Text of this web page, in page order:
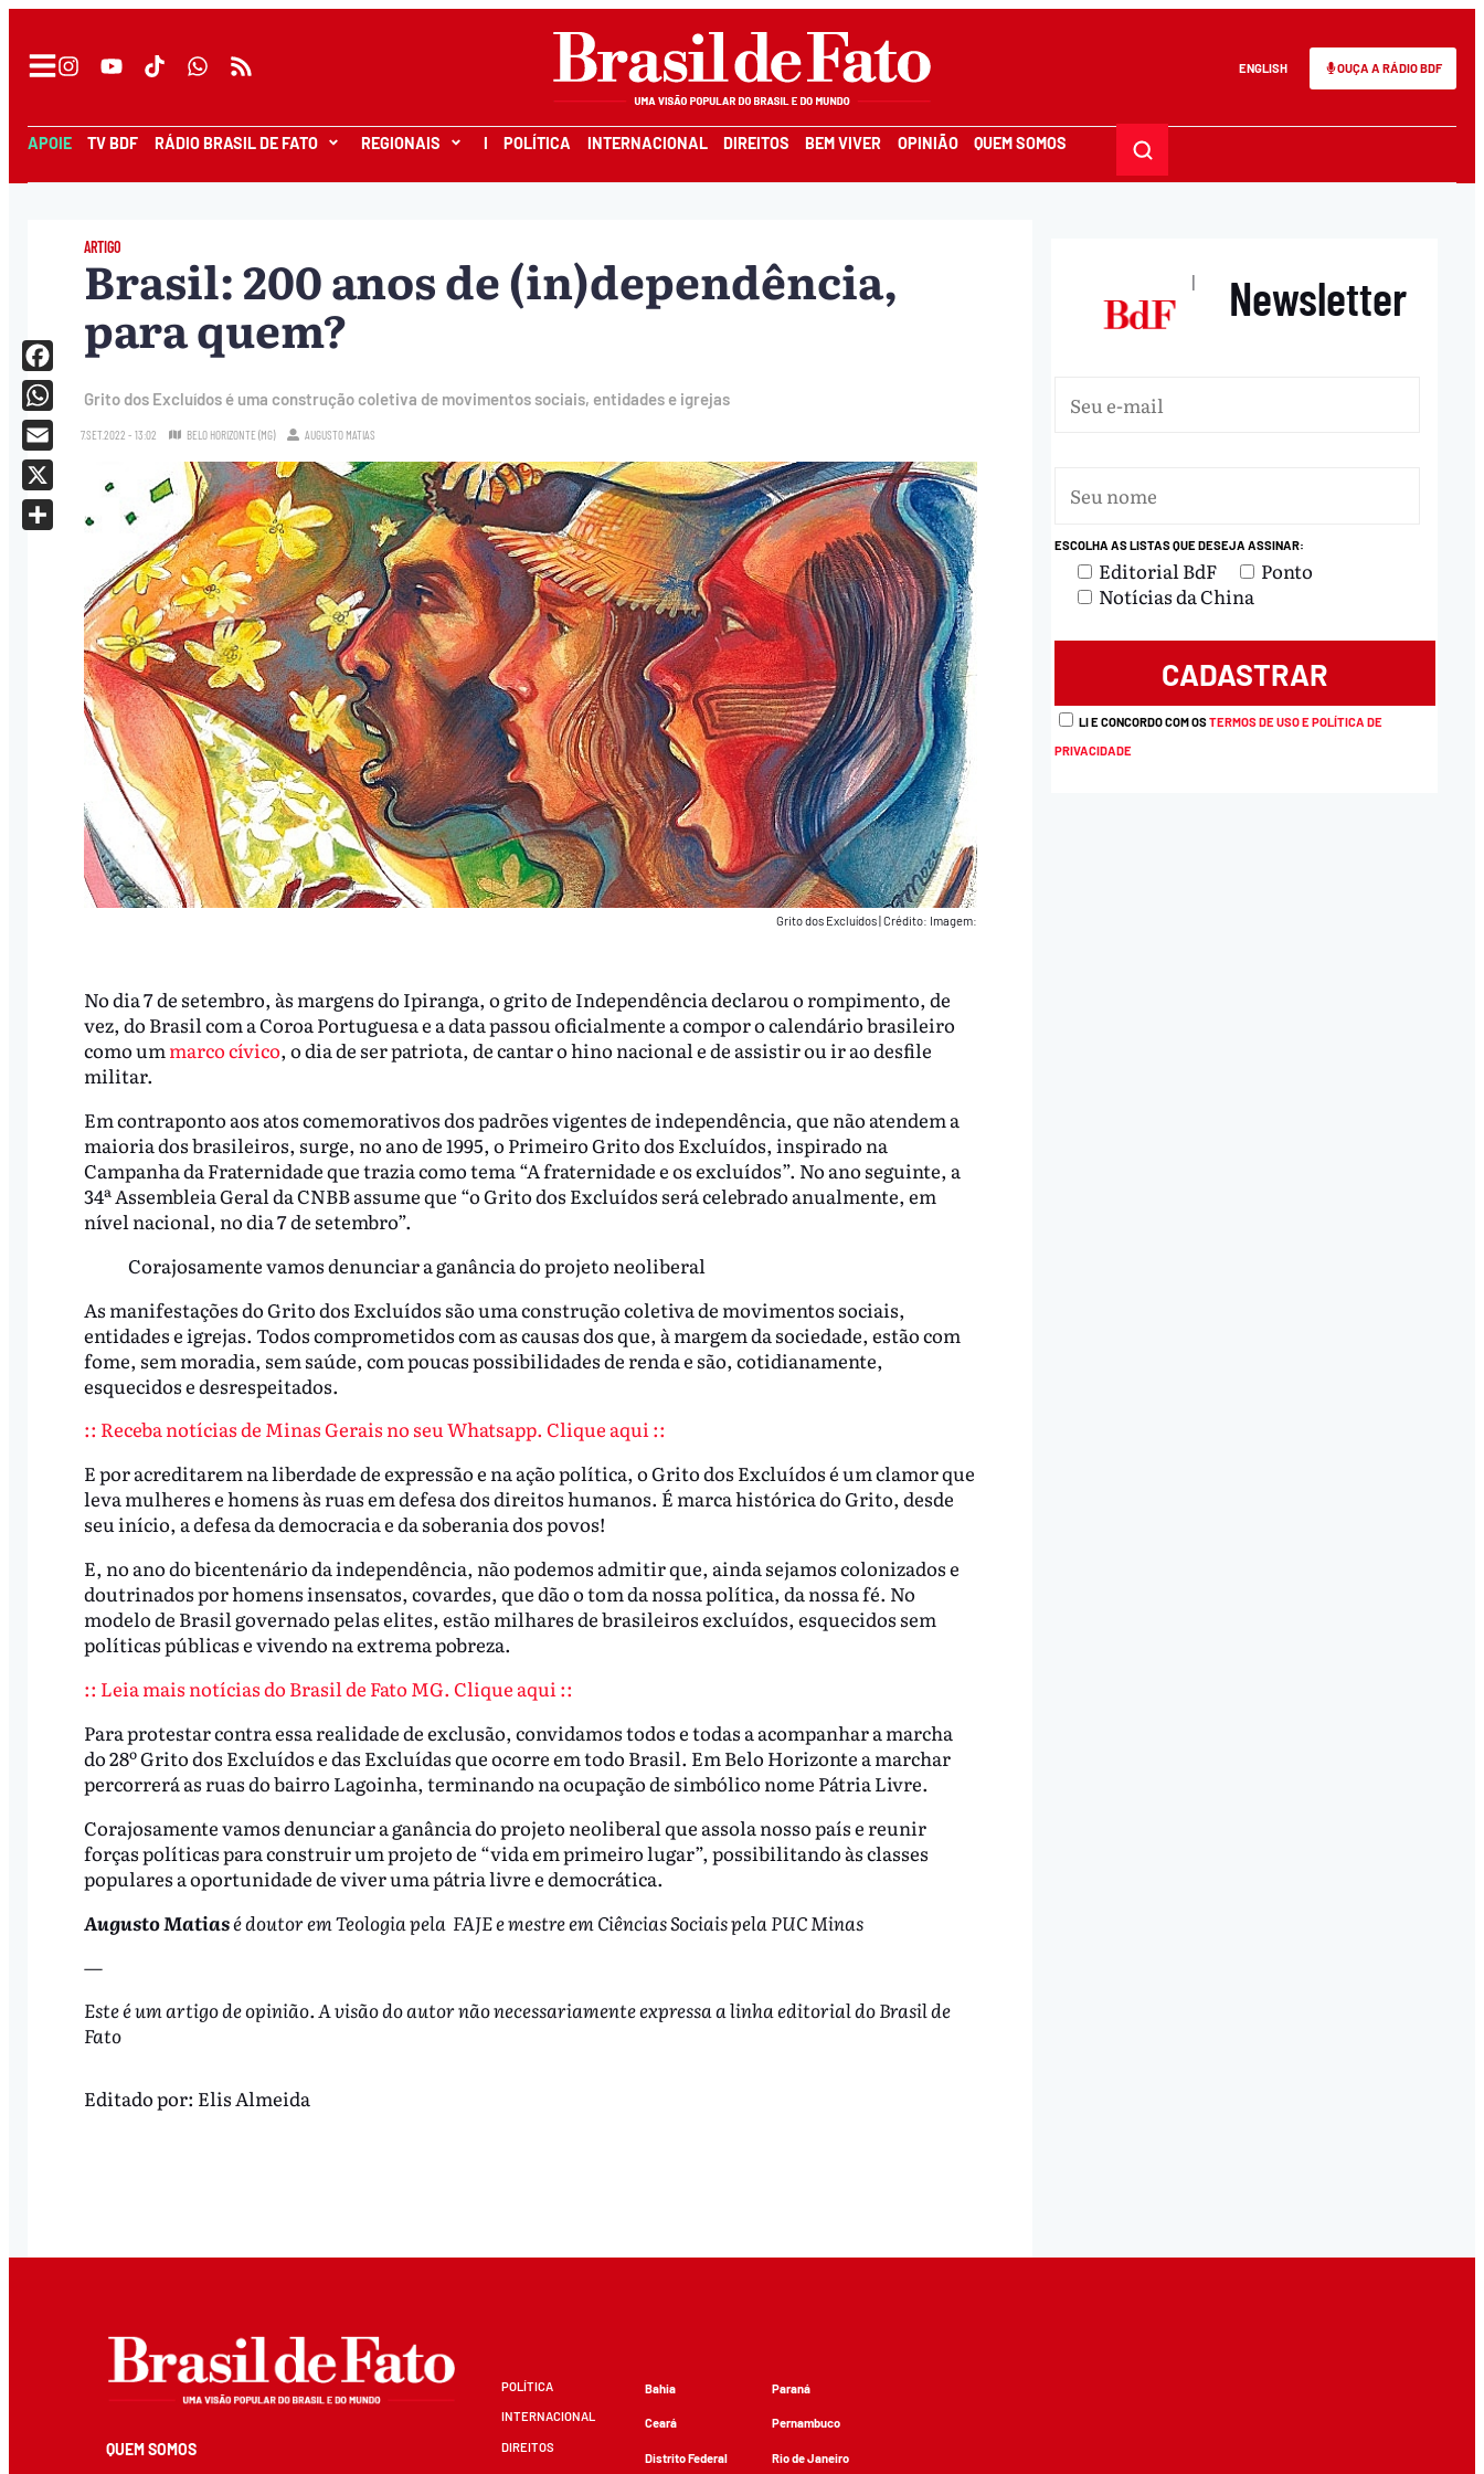
ENGLISH OUÇA A RÁDIO BDF
APOIE TV BDF RÁDIO BRASIL DE FATO REGIONAIS I POLÍTICA INTERNACIONAL DIREITOS BEM VIVER OPINIÃO QUEM SOMOS
ARTIGO
Brasil: 200 anos de (in)dependência,
para quem?
Grito dos Excluídos é uma construção coletiva de movimentos sociais, entidades e igrejas
7.SET.2022 - 13:02 BELO HORIZONTE (MG) AUGUSTO MATIAS
Grito dos Excluídos Crédito: Imagem:
No dia 7 de setembro, às margens do Ipiranga, o grito de Independência declarou o rompimento, de
vez, do Brasil com a Coroa Portuguesa e a data passou oficialmente a compor o calendário brasileiro
como um marco cívico, o dia de ser patriota, de cantar o hino nacional e de assistir ou ir ao desfile
militar.
Em contraponto aos atos comemorativos dos padrões vigentes de independência, que não atendem a
maioria dos brasileiros, surge, no ano de 1995, o Primeiro Grito dos Excluídos, inspirado na
Campanha da Fraternidade que trazia como tema “A fraternidade e os excluídos”. No ano seguinte, a
34ª Assembleia Geral da CNBB assume que “o Grito dos Excluídos será celebrado anualmente, em
nível nacional, no dia 7 de setembro”.
Corajosamente vamos denunciar a ganância do projeto neoliberal
As manifestações do Grito dos Excluídos são uma construção coletiva de movimentos sociais,
entidades e igrejas. Todos comprometidos com as causas dos que, à margem da sociedade, estão com
fome, sem moradia, sem saúde, com poucas possibilidades de renda e são, cotidianamente,
esquecidos e desrespeitados.
:: Receba notícias de Minas Gerais no seu Whatsapp. Clique aqui ::
E por acreditarem na liberdade de expressão e na ação política, o Grito dos Excluídos é um clamor que
leva mulheres e homens às ruas em defesa dos direitos humanos. É marca histórica do Grito, desde
seu início, a defesa da democracia e da soberania dos povos!
E, no ano do bicentenário da independência, não podemos admitir que, ainda sejamos colonizados e
doutrinados por homens insensatos, covardes, que dão o tom da nossa política, da nossa fé. No
modelo de Brasil governado pelas elites, estão milhares de brasileiros excluídos, esquecidos sem
políticas públicas e vivendo na extrema pobreza.
:: Leia mais notícias do Brasil de Fato MG. Clique aqui ::
Para protestar contra essa realidade de exclusão, convidamos todos e todas a acompanhar a marcha
do 28º Grito dos Excluídos e das Excluídas que ocorre em todo Brasil. Em Belo Horizonte a marchar
percorrerá as ruas do bairro Lagoinha, terminando na ocupação de simbólico nome Pátria Livre.
Corajosamente vamos denunciar a ganância do projeto neoliberal que assola nosso país e reunir
forças políticas para construir um projeto de “vida em primeiro lugar”, possibilitando às classes
populares a oportunidade de viver uma pátria livre e democrática.
Augusto Matiasé doutor em Teologia pela FAJE e mestre em Ciências Sociais pela PUC Minas
—
Este é um artigo de opinião. A visão do autor não necessariamente expressa a linha editorial do Brasil de
Fato
Facebook
WhatsApp
Email
X
Editado por: Elis Almeida
| Newsletter
ESCOLHA AS LISTAS QUE DESEJA ASSINAR:
Editorial BdF
Ponto
Notícias da China
LI E CONCORDO COM OSTERMOS DE USO E POLÍTICA DE
PRIVACIDADE
QUEM SOMOS
POLÍTICA
INTERNACIONAL
DIREITOS
Bahia
Ceará
Distrito Federal
Paraná
Pernambuco
Rio de Janeiro